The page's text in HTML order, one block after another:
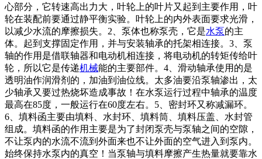
心部分，它转速高出力大，叶轮上的叶片又起到主要作用，叶
轮在装配前要通过静平衡实验。叶轮上的内外表面要求光滑，
以减少水流的摩擦损失。2、泵体也称泵壳，它是水泵的主
体。起到支撑固定作用，并与安装轴承的托架相连接。3、泵
轴的作用是借联轴器和电动机相连接，将电动机的转矩传给叶
轮，所以它是传递机械能的主要部件。4、滑动轴承使用的是
透明油作润滑剂的，加油到油位线。太多油要沿泵轴渗出，太
少轴承又要过热烧坏造成事故！在水泵运行过程中轴承的温度
最高在85度，一般运行在60度左右。5、密封环又称减漏环。
6、填料函主要由填料、水封环、填料筒、填料压盖、水封管
组成。填料函的作用主要是为了封闭泵壳与泵轴之间的空隙，
不让泵内的水流不流到外面来也不让外面的空气进入到泵内。
始终保持水泵内的真空！当泵轴与填料摩擦产生热量就要靠水